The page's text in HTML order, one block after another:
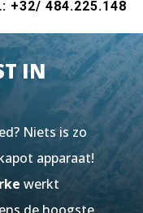
+32/ 484.225.148
IN
Niets is zo
apparaat!
werkt